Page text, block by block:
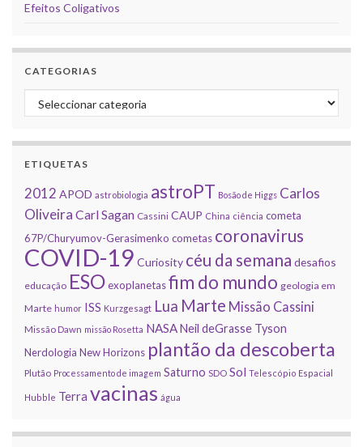
Efeitos Coligativos
CATEGORIAS
Categorias
ETIQUETAS
2012 APOD astrobiologia astroPT Bosão de Higgs Carlos
Oliveira Carl Sagan Cassini CAUP China ciência cometa
67P/Churyumov-Gerasimenko cometas coronavirus
COVID-19 Curiosity céu da semana desafios
educação ESOexoplanetasfim do mundo geologia em
Marte humor ISS Kurzgesagt Lua Marte Missão Cassini
Missão Dawn missão Rosetta NASA Neil deGrasse Tyson
Nerdologia New Horizons plantão da descoberta
Plutão Processamento de imagem Saturno SDO Sol Telescópio Espacial
Hubble Terra vacinas água